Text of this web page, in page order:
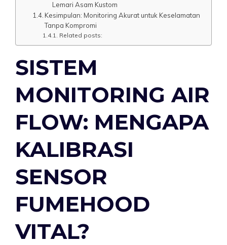
Lemari Asam Kustom
Kesimpulan: Monitoring Akurat untuk Keselamatan
Tanpa Kompromi
Related posts:
SISTEM
MONITORING AIR
FLOW: MENGAPA
KALIBRASI
SENSOR
FUMEHOOD
VITAL?